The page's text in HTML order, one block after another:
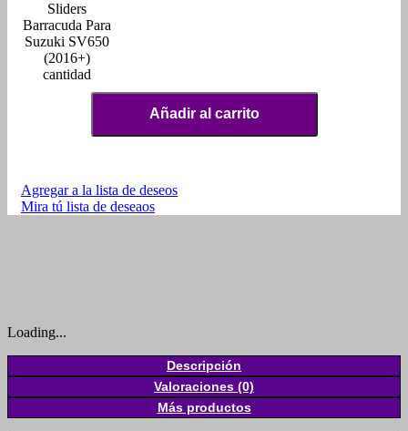
Sliders
Barracuda Para
Suzuki SV650
(2016+)
cantidad
Añadir al carrito
Agregar a la lista de deseos
Mira tú lista de deseaos
Loading...
Descripción
Valoraciones (0)
Más productos